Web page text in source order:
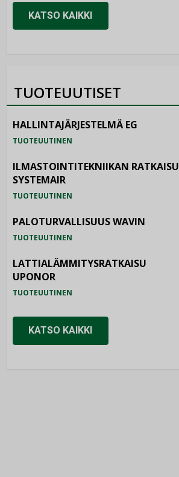
KATSO KAIKKI
TUOTEUUTISET
HALLINTAJÄRJESTELMÄ EG
TUOTEUUTINEN
ILMASTOINTITEKNIIKAN RATKAISU
SYSTEMAIR
TUOTEUUTINEN
PALOTURVALLISUUS WAVIN
TUOTEUUTINEN
LATTIALÄMMITYSRATKAISU
UPONOR
TUOTEUUTINEN
KATSO KAIKKI